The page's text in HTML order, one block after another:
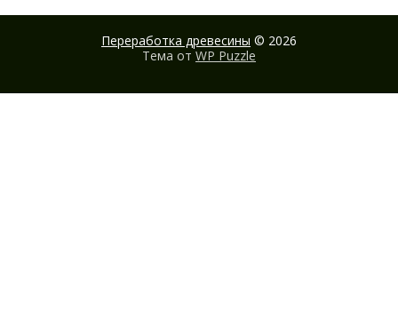
Переработка древесины © 2026
Тема от WP Puzzle